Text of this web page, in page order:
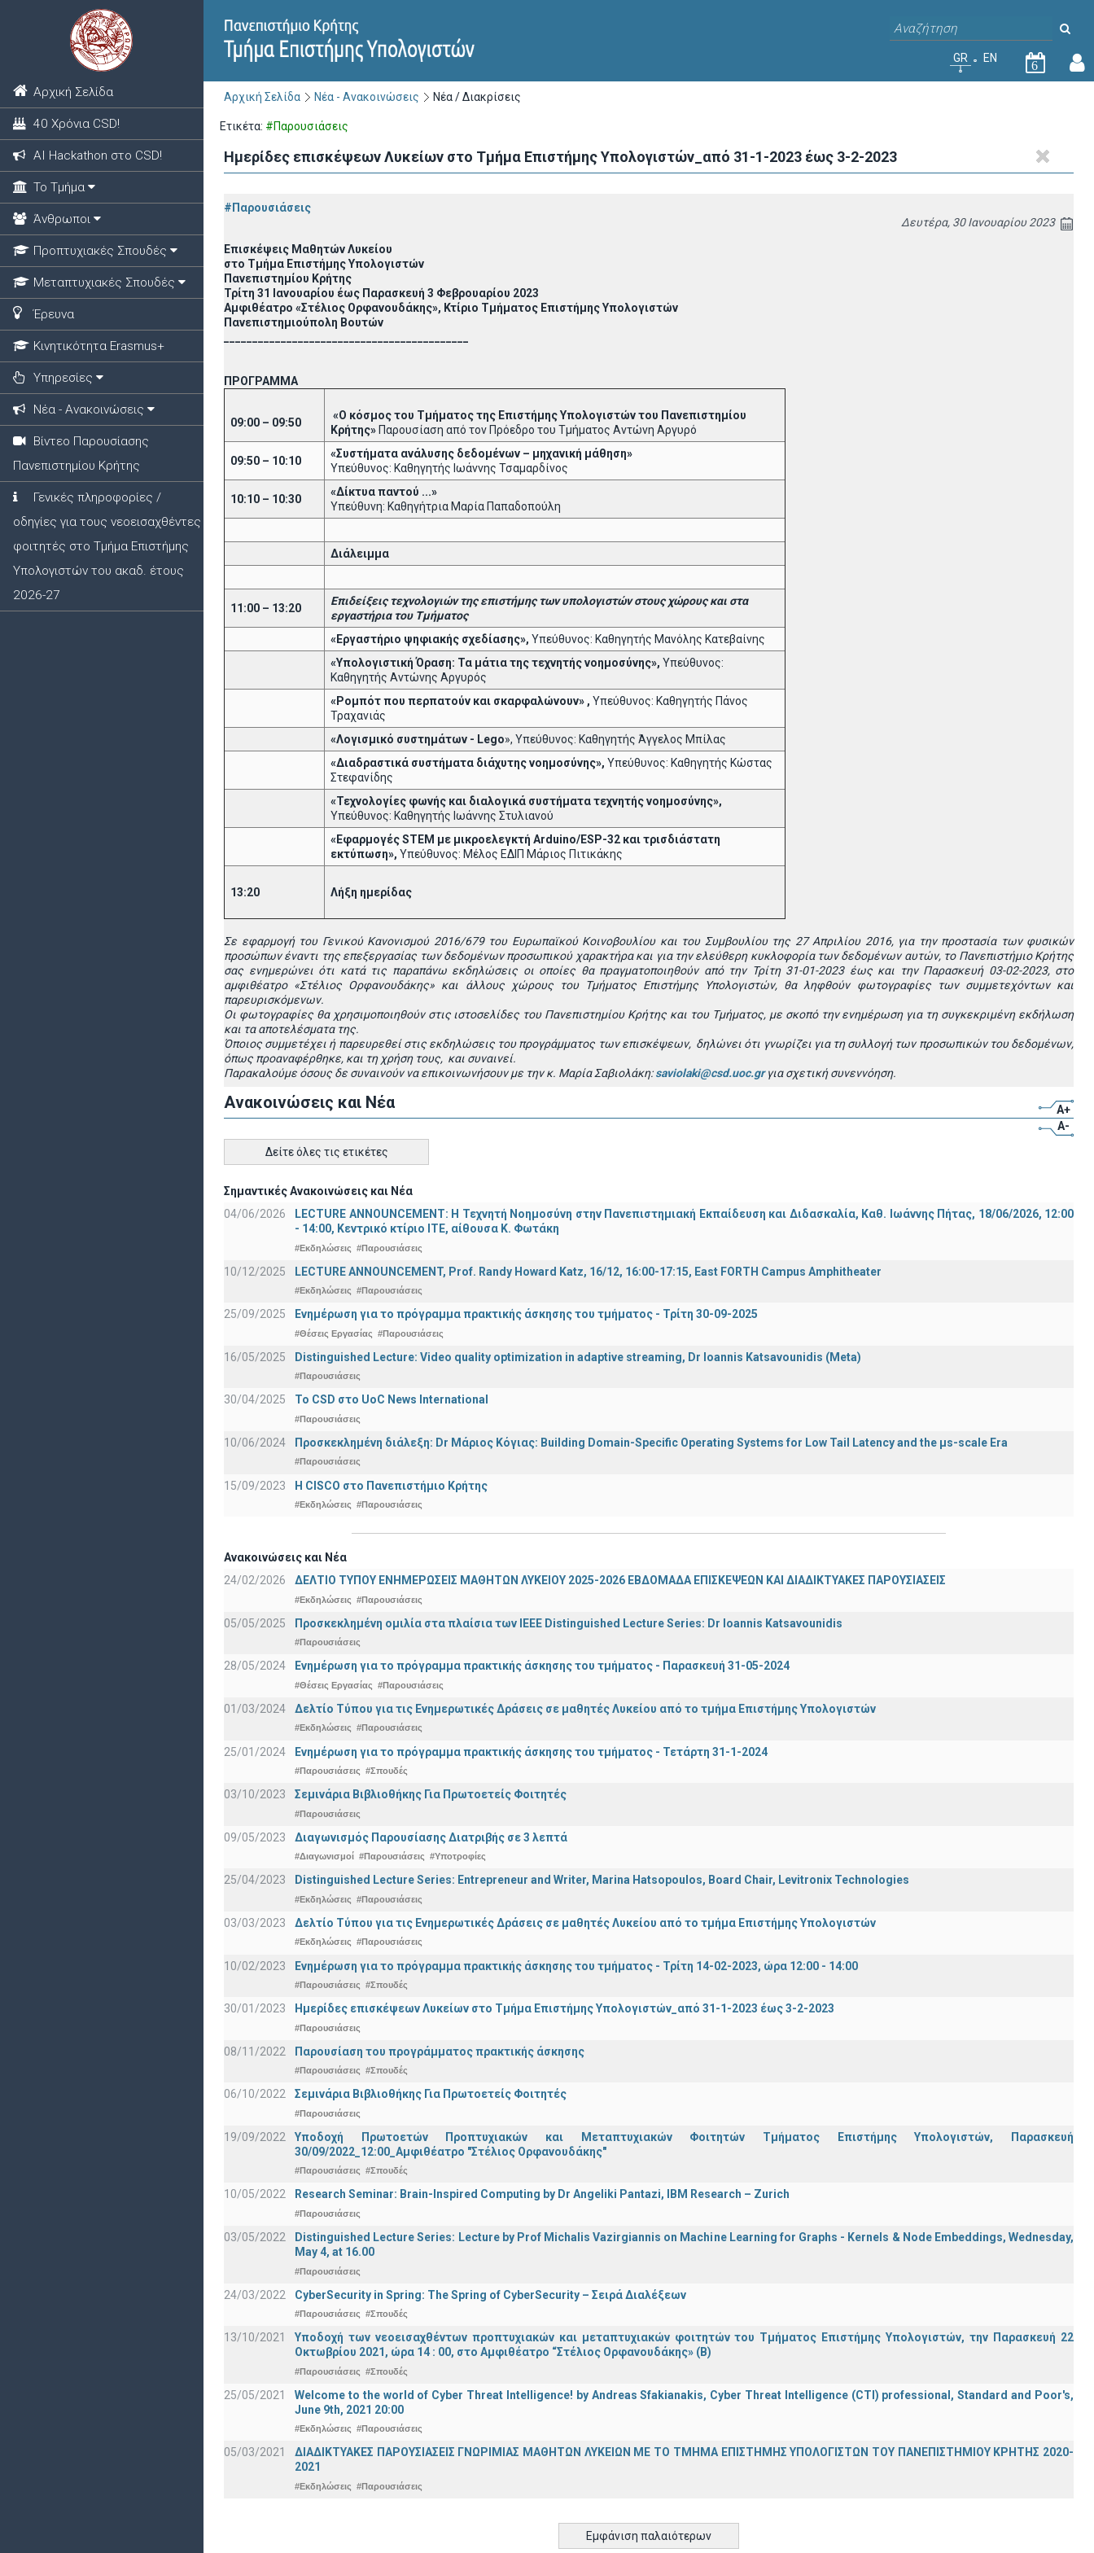
Αρχική Σελίδα
40 Χρόνια CSD!
ΑΙ Hackathon στο CSD!
Το Τμήμα
Άνθρωποι
Προπτυχιακές Σπουδές
Μεταπτυχιακές Σπουδές
Έρευνα
Κινητικότητα Erasmus+
Υπηρεσίες
Νέα - Ανακοινώσεις
Βίντεο Παρουσίασης
Πανεπιστημίου Κρήτης
Γενικές πληροφορίες /
οδηγίες για τους νεοεισαχθέντες
φοιτητές στο Τμήμα Επιστήμης
Υπολογιστών του ακαδ. έτους
2026-27
GR EN
6
Αρχική Σελίδα Νέα - Ανακοινώσεις Νέα / Διακρίσεις
Ετικέτα: #Παρουσιάσεις
Ημερίδες επισκέψεων Λυκείων στο Τμήμα Επιστήμης Υπολογιστών_από 31-1-2023 έως 3-2-2023
#Παρουσιάσεις
Δευτέρα, 30 Ιανουαρίου 2023
Επισκέψεις Μαθητών Λυκείου
στο Τμήμα Επιστήμης Υπολογιστών
Πανεπιστημίου Κρήτης
Τρίτη 31 Ιανουαρίου έως Παρασκευή 3 Φεβρουαρίου 2023
Αμφιθέατρο «Στέλιος Ορφανουδάκης», Κτίριο Τμήματος Επιστήμης Υπολογιστών
Πανεπιστημιούπολη Βουτών
ΠΡΟΓΡΑΜΜΑ
09:00 – 09:50
«Ο κόσμος του Τμήματος της Επιστήμης Υπολογιστών του Πανεπιστημίου
Κρήτης» Παρουσίαση από τον Πρόεδρο του Τμήματος Αντώνη Αργυρό
09:50 – 10:10
«Συστήματα ανάλυσης δεδομένων – μηχανική μάθηση»
Υπεύθυνος: Καθηγητής Ιωάννης Τσαμαρδίνος
10:10 – 10:30
«Δίκτυα παντού ...»
Υπεύθυνη: Καθηγήτρια Μαρία Παπαδοπούλη
Διάλειμμα
11:00 – 13:20
Επιδείξεις τεχνολογιών της επιστήμης των υπολογιστών στους χώρους και στα
εργαστήρια του Τμήματος
«Εργαστήριο ψηφιακής σχεδίασης», Υπεύθυνος: Καθηγητής Μανόλης Κατεβαίνης
«Υπολογιστική Όραση: Τα μάτια της τεχνητής νοημοσύνης», Υπεύθυνος:
Καθηγητής Αντώνης Αργυρός
«Ρομπότ που περπατούν και σκαρφαλώνουν» , Υπεύθυνος: Καθηγητής Πάνος
Τραχανιάς
«Λογισμικό συστημάτων - Lego», Υπεύθυνος: Καθηγητής Άγγελος Μπίλας
«Διαδραστικά συστήματα διάχυτης νοημοσύνης», Υπεύθυνος: Καθηγητής Κώστας
Στεφανίδης
«Τεχνολογίες φωνής και διαλογικά συστήματα τεχνητής νοημοσύνης»,
Υπεύθυνος: Καθηγητής Ιωάννης Στυλιανού
«Εφαρμογές STEM με μικροελεγκτή Arduino/ESP-32 και τρισδιάστατη
εκτύπωση», Υπεύθυνος: Μέλος ΕΔΙΠ Μάριος Πιτικάκης
13:20 Λήξη ημερίδας
Σε εφαρμογή του Γενικού Κανονισμού 2016/679 του Ευρωπαϊκού Κοινοβουλίου και του Συμβουλίου της 27 Απριλίου 2016, για την προστασία των φυσικών
προσώπων έναντι της επεξεργασίας των δεδομένων προσωπικού χαρακτήρα και για την ελεύθερη κυκλοφορία των δεδομένων αυτών, το Πανεπιστήμιο Κρήτης
σας ενημερώνει ότι κατά τις παραπάνω εκδηλώσεις οι οποίες θα πραγματοποιηθούν από την Τρίτη 31-01-2023 έως και την Παρασκευή 03-02-2023, στο
αμφιθέατρο «Στέλιος Ορφανουδάκης» και άλλους χώρους του Τμήματος Επιστήμης Υπολογιστών, θα ληφθούν φωτογραφίες των συμμετεχόντων και
παρευρισκόμενων.
Οι φωτογραφίες θα χρησιμοποιηθούν στις ιστοσελίδες του Πανεπιστημίου Κρήτης και του Τμήματος, με σκοπό την ενημέρωση για τη συγκεκριμένη εκδήλωση
και τα αποτελέσματα της.
Όποιος συμμετέχει ή παρευρεθεί στις εκδηλώσεις του προγράμματος των επισκέψεων, δηλώνει ότι γνωρίζει για τη συλλογή των προσωπικών του δεδομένων,
όπως προαναφέρθηκε, και τη χρήση τους, και συναινεί.
Παρακαλούμε όσους δε συναινούν να επικοινωνήσουν με την κ. Μαρία Σαβιολάκη:saviolaki@csd.uoc.grγια σχετική συνεννόηση.
Ανακοινώσεις και Νέα
A+
A-
Δείτε όλες τις ετικέτες
Σημαντικές Ανακοινώσεις και Νέα
04/06/2026
LECTURE ANNOUNCEMENT: Η Τεχνητή Νοημοσύνη στην Πανεπιστημιακή Εκπαίδευση και Διδασκαλία, Καθ. Ιωάννης Πήτας, 18/06/2026, 12:00
- 14:00, Κεντρικό κτίριο ΙΤΕ, αίθουσα Κ. Φωτάκη
#Εκδηλώσεις #Παρουσιάσεις
10/12/2025 LECTURE ANNOUNCEMENT, Prof. Randy Howard Katz, 16/12, 16:00-17:15, East FORTH Campus Amphitheater
#Εκδηλώσεις #Παρουσιάσεις
25/09/2025 Ενημέρωση για το πρόγραμμα πρακτικής άσκησης του τμήματος - Τρίτη 30-09-2025
#Θέσεις Εργασίας #Παρουσιάσεις
16/05/2025 Distinguished Lecture: Video quality optimization in adaptive streaming, Dr Ioannis Katsavounidis (Meta)
#Παρουσιάσεις
30/04/2025 To CSD στο UoC News International
#Παρουσιάσεις
10/06/2024 Προσκεκλημένη διάλεξη: Dr Μάριος Κόγιας: Building Domain-Specific Operating Systems for Low Tail Latency and the μs-scale Era
#Παρουσιάσεις
15/09/2023 Η CISCO στο Πανεπιστήμιο Κρήτης
#Εκδηλώσεις #Παρουσιάσεις
Ανακοινώσεις και Νέα
24/02/2026
ΔΕΛΤΙΟ ΤΥΠΟΥ ΕΝΗΜΕΡΩΣΕΙΣ ΜΑΘΗΤΩΝ ΛΥΚΕΙΟΥ 2025-2026 ΕΒΔΟΜΑΔΑ ΕΠΙΣΚΕΨΕΩΝ ΚΑΙ ΔΙΑΔΙΚΤΥΑΚΕΣ ΠΑΡΟΥΣΙΑΣΕΙΣ
#Εκδηλώσεις #Παρουσιάσεις
05/05/2025 Προσκεκλημένη ομιλία στα πλαίσια των IEEE Distinguished Lecture Series: Dr Ioannis Katsavounidis
#Παρουσιάσεις
28/05/2024 Ενημέρωση για το πρόγραμμα πρακτικής άσκησης του τμήματος - Παρασκευή 31-05-2024
#Θέσεις Εργασίας #Παρουσιάσεις
01/03/2024 Δελτίο Τύπου για τις Ενημερωτικές Δράσεις σε μαθητές Λυκείου από το τμήμα Επιστήμης Υπολογιστών
#Εκδηλώσεις #Παρουσιάσεις
25/01/2024 Ενημέρωση για το πρόγραμμα πρακτικής άσκησης του τμήματος - Τετάρτη 31-1-2024
#Παρουσιάσεις #Σπουδές
03/10/2023 Σεμινάρια Βιβλιοθήκης Για Πρωτοετείς Φοιτητές
#Παρουσιάσεις
09/05/2023 Διαγωνισμός Παρουσίασης Διατριβής σε 3 λεπτά
#Διαγωνισμοί #Παρουσιάσεις #Υποτροφίες
25/04/2023 Distinguished Lecture Series: Entrepreneur and Writer, Marina Hatsopoulos, Board Chair, Levitronix Technologies
#Εκδηλώσεις #Παρουσιάσεις
03/03/2023 Δελτίο Τύπου για τις Ενημερωτικές Δράσεις σε μαθητές Λυκείου από το τμήμα Επιστήμης Υπολογιστών
#Εκδηλώσεις #Παρουσιάσεις
10/02/2023 Ενημέρωση για το πρόγραμμα πρακτικής άσκησης του τμήματος - Τρίτη 14-02-2023, ώρα 12:00 - 14:00
#Παρουσιάσεις #Σπουδές
30/01/2023 Ημερίδες επισκέψεων Λυκείων στο Τμήμα Επιστήμης Υπολογιστών_από 31-1-2023 έως 3-2-2023
#Παρουσιάσεις
08/11/2022 Παρουσίαση του προγράμματος πρακτικής άσκησης
#Παρουσιάσεις #Σπουδές
06/10/2022 Σεμινάρια Βιβλιοθήκης Για Πρωτοετείς Φοιτητές
#Παρουσιάσεις
19/09/2022
Υποδοχή Πρωτοετών Προπτυχιακών και Μεταπτυχιακών Φοιτητών Τμήματος Επιστήμης Υπολογιστών, Παρασκευή
30/09/2022_12:00_Αμφιθέατρο "Στέλιος Ορφανουδάκης"
#Παρουσιάσεις #Σπουδές
10/05/2022 Research Seminar: Brain-Inspired Computing by Dr Angeliki Pantazi, IBM Research – Zurich
#Παρουσιάσεις
03/05/2022
Distinguished Lecture Series: Lecture by Prof Michalis Vazirgiannis on Machine Learning for Graphs - Kernels & Νode Εmbeddings, Wednesday,
May 4, at 16.00
#Παρουσιάσεις
24/03/2022 CyberSecurity in Spring: The Spring of CyberSecurity – Σειρά Διαλέξεων
#Παρουσιάσεις #Σπουδές
13/10/2021
Υποδοχή των νεοεισαχθέντων προπτυχιακών και μεταπτυχιακών φοιτητών του Τμήματος Επιστήμης Υπολογιστών, την Παρασκευή 22
Οκτωβρίου 2021, ώρα 14 : 00, στο Αμφιθέατρο “Στέλιος Ορφανουδάκης» (Β)
#Παρουσιάσεις #Σπουδές
25/05/2021
Welcome to the world of Cyber Threat Intelligence! by Andreas Sfakianakis, Cyber Threat Intelligence (CTI) professional, Standard and Poor's,
June 9th, 2021 20:00
#Εκδηλώσεις #Παρουσιάσεις
05/03/2021
ΔΙΑΔΙΚΤΥΑΚΕΣ ΠΑΡΟΥΣΙΑΣΕΙΣ ΓΝΩΡΙΜΙΑΣ ΜΑΘΗΤΩΝ ΛΥΚΕΙΩΝ ΜΕ ΤΟ ΤΜΗΜΑ ΕΠΙΣΤΗΜΗΣ ΥΠΟΛΟΓΙΣΤΩΝ ΤΟΥ ΠΑΝΕΠΙΣΤΗΜΙΟΥ ΚΡΗΤΗΣ 2020-
2021
#Εκδηλώσεις #Παρουσιάσεις
Εμφάνιση παλαιότερων